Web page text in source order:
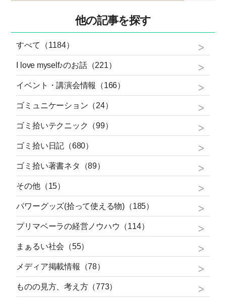
他の記事を探す
すべて（1184）
I love myself♪のお話（221）
イベント・講演会情報（166）
ゴミュニケーション（24）
ゴミ拾いテクニック（99）
ゴミ拾い日記（680）
ゴミ拾い著書ネタ（89）
その他（15）
パワーグッズ(拾って使える物)（185）
プリマベーラの経営ノウハウ（114）
まぁるい社会（55）
メディア掲載情報（78）
ものの見方、考え方（773）